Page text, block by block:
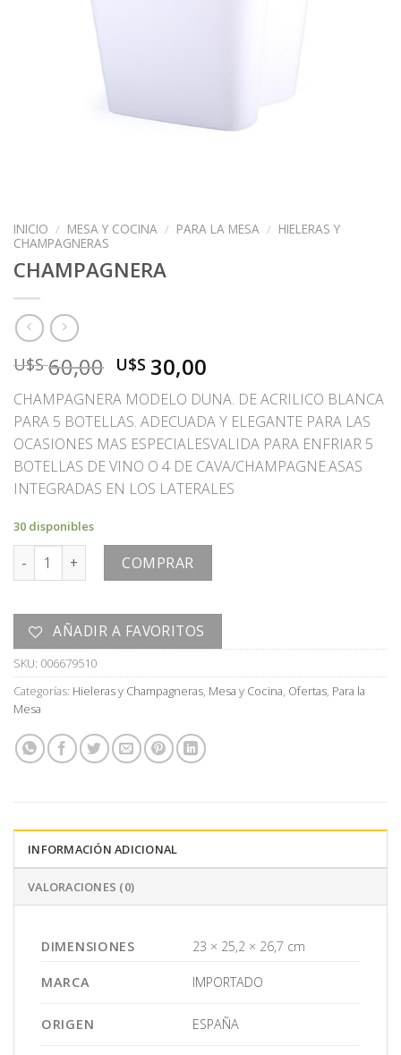
INICIO / MESA Y COCINA / PARA LA MESA / HIELERAS Y
CHAMPAGNERAS
CHAMPAGNERA
U$S60,00 El
precio
original
era:
U$S
60,00.
U$S 30,00
precio
actual
es:
U$S
30,00.
CHAMPAGNERA MODELO DUNA. DE ACRILICO BLANCA
PARA 5 BOTELLAS. ADECUADA Y ELEGANTE PARA LAS
OCASIONES MAS ESPECIALESVALIDA PARA ENFRIAR 5
BOTELLAS DE VINO O 4 DE CAVA/CHAMPAGNE.ASAS
INTEGRADAS EN LOS LATERALES
30 disponibles
CHAMPAGNERA cantidad
COMPRAR
AÑADIR A FAVORITOS
SKU: 006679510
Categorías: Hieleras y Champagneras, Mesa y Cocina, Ofertas, Para la
Mesa
INFORMACIÓN ADICIONAL
VALORACIONES (0)
DIMENSIONES 23 × 25,2 × 26,7 cm
MARCA IMPORTADO
ORIGEN ESPAÑA